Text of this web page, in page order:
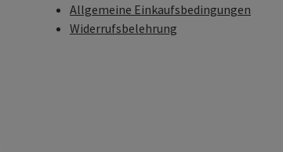
Allgemeine Einkaufsbedingungen
Widerrufsbelehrung